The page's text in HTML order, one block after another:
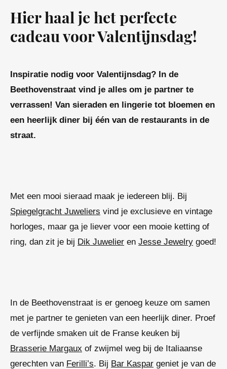
Hier haal je het perfecte
cadeau voor Valentijnsdag!
Inspiratie nodig voor Valentijnsdag? In de
Beethovenstraat vind je alles om je partner te
verrassen! Van sieraden en lingerie tot bloemen en
een heerlijk diner bij één van de restaurants in de
straat.
Met een mooi sieraad maak je iedereen blij. Bij
Spiegelgracht Juweliers vind je exclusieve en vintage
horloges, maar ga je liever voor een mooie ketting of
ring, dan zit je bij Dik Juwelier en Jesse Jewelry goed!
In de Beethovenstraat is er genoeg keuze om samen
met je partner te genieten van een heerlijk diner. Proef
de verfijnde smaken uit de Franse keuken bij
Brasserie Margaux of zwijmel weg bij de Italiaanse
gerechten van Ferilli’s. Bij Bar Kaspar geniet je van de